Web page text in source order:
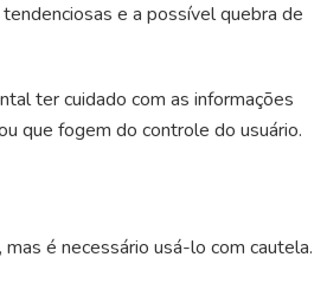
e a possível quebra de
ter cuidado com as informações
que fogem do controle do usuário.
é necessário usá-lo com cautela.